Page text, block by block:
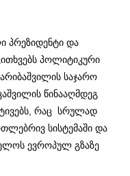
პრეზიდენტი და
პოლიტიკური
საჯარო
წინააღმდეგ
რაც სრულად
სისტემაში და
ევროპულ გზაზე